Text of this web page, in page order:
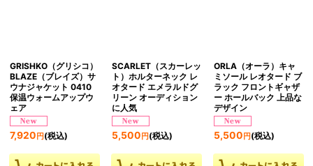
GRISHKO（グリシコ）
BLAZE（ブレイズ）サ
ウナジャケット 0410
保温ウォームアップウ
ェア
7,920 円 (税込)
SCARLET（スカーレッ
ト）ホルターネック レ
オタード エメラルドグ
リーン オーディション
に人気
5,500 円(税込)
ORLA（オーラ）キャ
ミソール レオタード ブ
ラック フロントギャザ
ー ホールバック 上品な
デザイン
5,500 円(税込)